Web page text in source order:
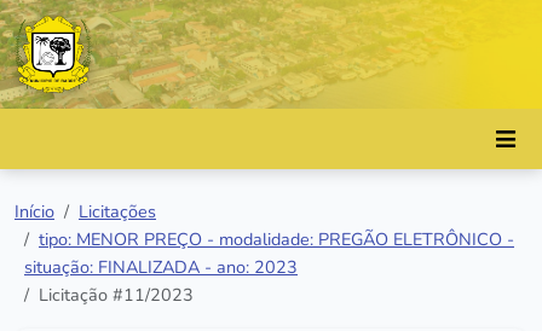
Início
Licitações
tipo: MENOR PREÇO - modalidade: PREGÃO ELETRÔNICO -
situação: FINALIZADA - ano: 2023
Licitação #11/2023